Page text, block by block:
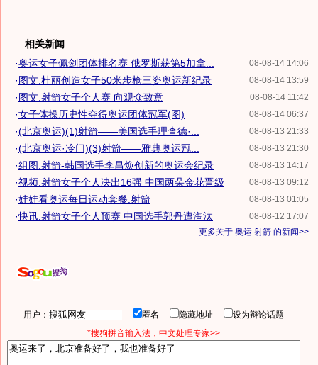
相关新闻
08-08-14 14:06
·奥运女子佩剑团体排名赛 俄罗斯获第5加拿...
08-08-14 13:59
·图文:杜丽创造女子50米步枪三姿奥运新纪录
08-08-14 11:42
·图文:射箭女子个人赛 向观众致意
08-08-14 06:37
·女子体操历史性夺得奥运团体冠军(图)
08-08-13 21:33
·(北京奥运)(1)射箭——美国选手理查德·...
08-08-13 21:30
·(北京奥运·冷门)(3)射箭——雅典奥运冠...
08-08-13 14:17
·组图:射箭-韩国选手李昌焕创新的奥运会纪录
08-08-13 09:12
·视频:射箭女子个人决出16强 中国两朵金花晋级
08-08-13 01:05
·娃娃看奥运每日运动套餐:射箭
08-08-12 17:07
·快讯:射箭女子个人预赛 中国选手郭丹遭淘汰
更多关于 奥运 射箭 的新闻>>
用户： 匿名 隐藏地址
设为辩论话题
*搜狗拼音输入法，中文处理专家>>